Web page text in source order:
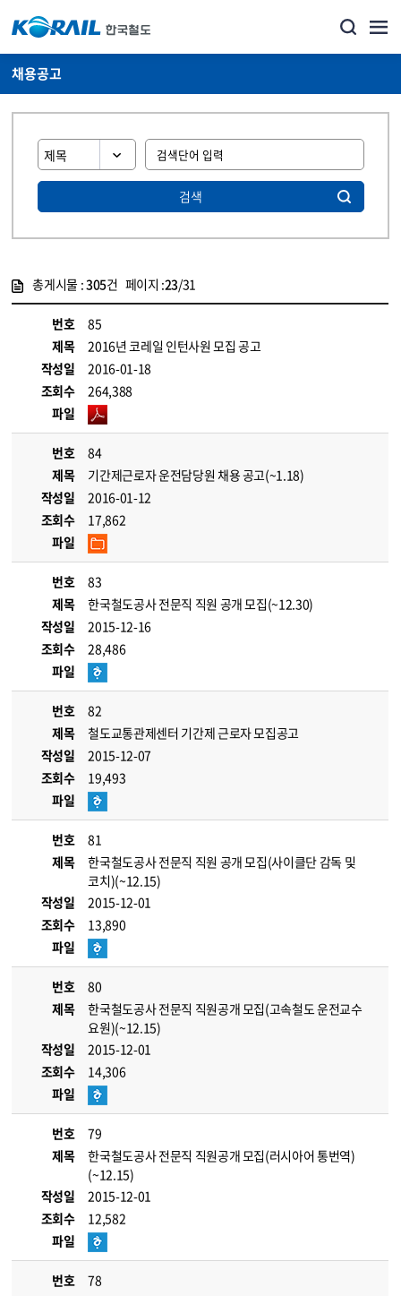
채용공고
검색
총게시물 :305건 페이지 :23/31
번호
85
제목
2016년 코레일 인턴사원 모집 공고
작성일
2016-01-18
조회수
264,388
파일
번호
84
제목
기간제근로자 운전담당원 채용 공고(~1.18)
작성일
2016-01-12
조회수
17,862
파일
번호
83
제목
한국철도공사 전문직 직원 공개 모집(~12.30)
작성일
2015-12-16
조회수
28,486
파일
번호
82
제목
철도교통관제센터 기간제 근로자 모집공고
작성일
2015-12-07
조회수
19,493
파일
번호
81
제목
한국철도공사 전문직 직원 공개 모집(사이클단 감독 및
코치)(~12.15)
작성일
2015-12-01
조회수
13,890
파일
번호
80
제목
한국철도공사 전문직 직원공개 모집(고속철도 운전교수
요원)(~12.15)
작성일
2015-12-01
조회수
14,306
파일
번호
79
제목
한국철도공사 전문직 직원공개 모집(러시아어 통번역)
(~12.15)
작성일
2015-12-01
조회수
12,582
파일
번호
78